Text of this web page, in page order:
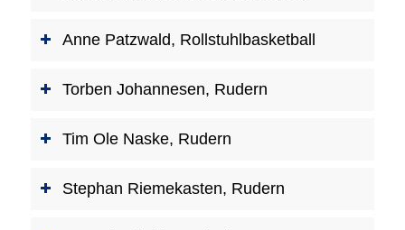
Anne Patzwald, Rollstuhlbasketball
Torben Johannesen, Rudern
Tim Ole Naske, Rudern
Stephan Riemekasten, Rudern